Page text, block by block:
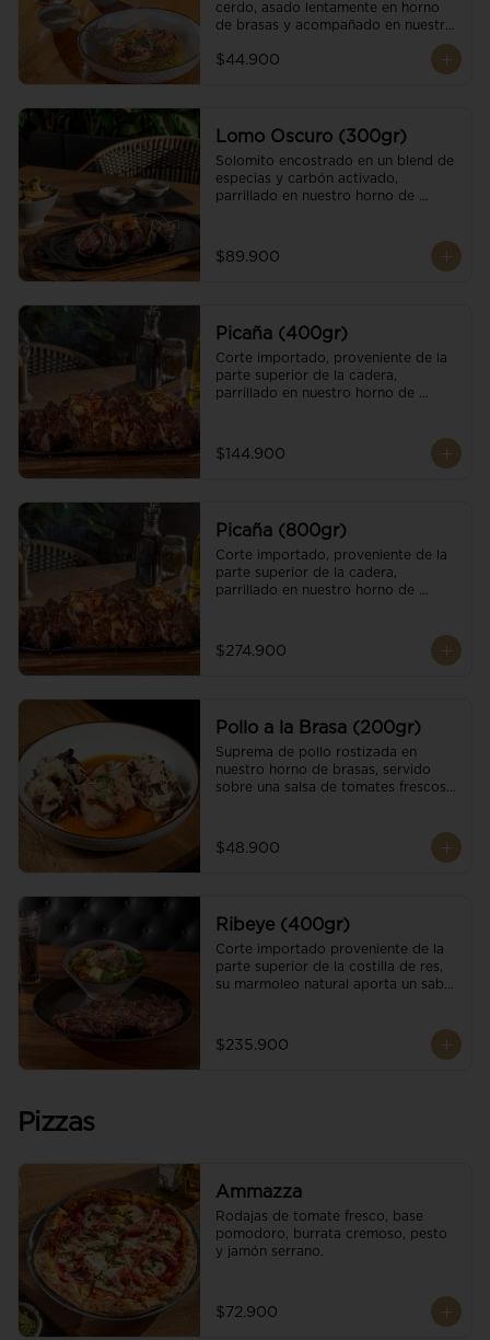
cerdo, asado lentamente en horno
de brasas y acompañado en nuestra
$44.900
Lomo Oscuro (300gr)
Solomito encostrado en un blend de
especias y carbón activado,
parrillado en nuestro horno de
mantequilla de ajo y pimientos.
Acompañado de salsa criolla y una
$89.900
Picaña (400gr)
Corte importado, proveniente de la
parte superior de la cadera,
parrillado en nuestro horno de
Acompañado de salsa criolla de la
casa.
$144.900
Picaña (800gr)
Corte importado, proveniente de la
parte superior de la cadera,
parrillado en nuestro horno de
Acompañado de salsa criolla de la
casa.
$274.900
Pollo a la Brasa (200gr)
Suprema de pollo rostizada en
nuestro horno de brasas, servido
sobre una salsa de tomates frescos y
$48.900
Ribeye (400gr)
Corte importado proveniente de la
parte superior de la costilla de res,
su marmoleo natural aporta un sabor
con cristales de sal y mantequilla de
ajo y pimientos. Acompañado de una
$235.900
Pizzas
Ammazza
Rodajas de tomate fresco, base
pomodoro, burrata cremoso, pesto
y jamón serrano.
$72.900